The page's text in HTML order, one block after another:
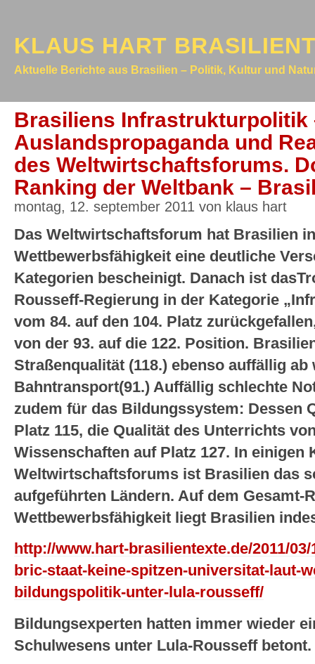
KLAUS HART
Aktuelle Berichte aus Brasilien – Politik, Kultur und
Brasiliens Infrastrukturpolitik
Auslandspropaganda und
des Weltwirtschaftsforums.
Ranking der Weltbank –
montag, 12. september 2011 von klaus hart
Das Weltwirtschaftsforum hat Brasilien
Wettbewerbsfähigkeit eine deutliche
Kategorien bescheinigt. Danach ist
Rousseff-Regierung in der Kategorie
vom 84. auf den 104. Platz
von der 93. auf die 122. Position.
Straßenqualität (118.) ebenso auffällig ab
Bahntransport(91.) Auffällig schlechte
zudem für das Bildungssystem: Dessen
Platz 115, die Qualität des Unterrichts
Wissenschaften auf Platz 127. In einigen
Weltwirtschaftsforums ist Brasilien das
aufgeführten Ländern. Auf dem Gesamt-
Wettbewerbsfähigkeit liegt Brasilien
http://www.hart-brasilientexte.de/2011/
bric-staat-keine-spitzen-universitat-laut-
bildungspolitik-unter-lula-rousseff/
Bildungsexperten hatten immer wieder
Schulwesens unter Lula-Rousseff betont.